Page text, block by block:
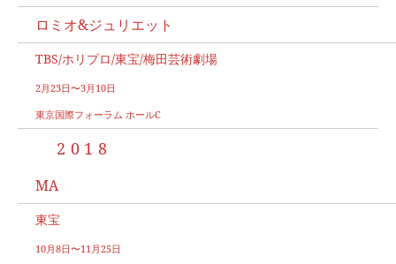
ロミオ&ジュリエット
TBS/ホリプロ/東宝/梅田芸術劇場
2月23日〜3月10日
東京国際フォーラム ホールC
2018
MA
東宝
10月8日〜11月25日